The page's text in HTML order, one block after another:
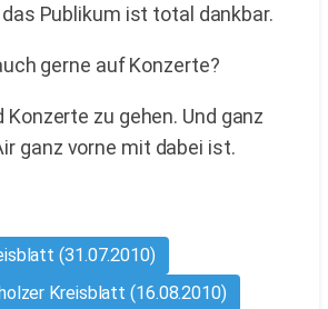
Publikum ist total dankbar.
gerne auf Konzerte?
zu gehen. Und ganz
ganz vorne mit dabei ist.
(31.07.2010)
Kreisblatt (16.08.2010)